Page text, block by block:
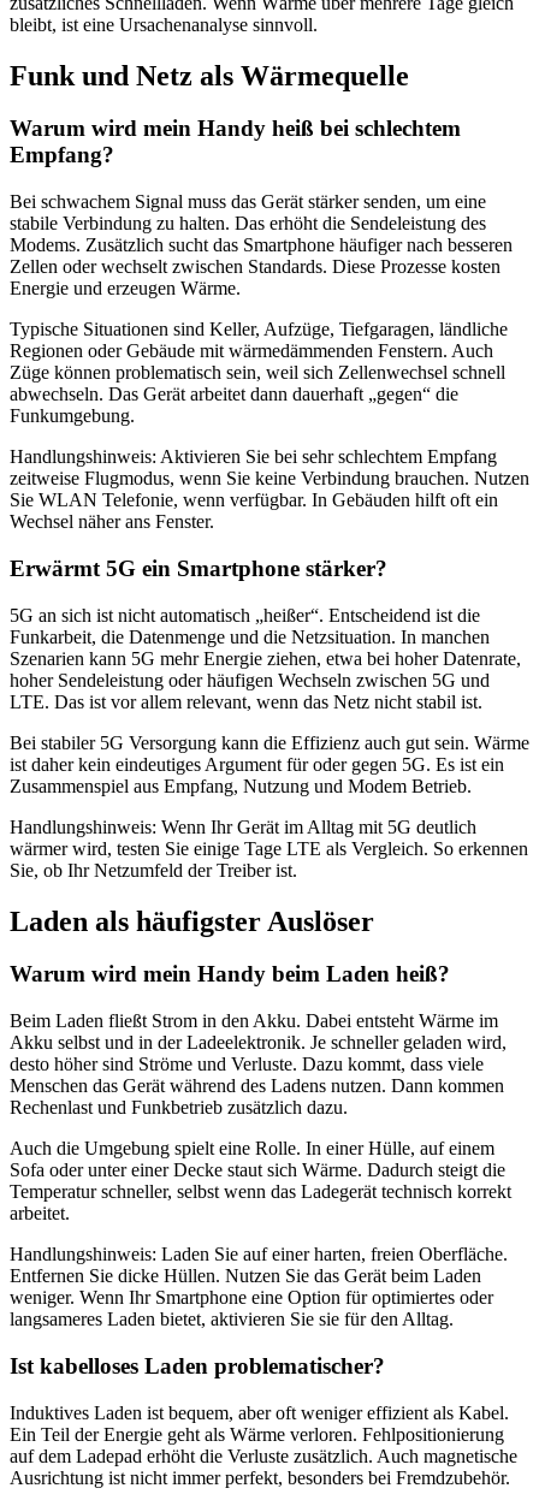
bleibt, ist eine Ursachenanalyse sinnvoll.
Funk und Netz als Wärmequelle
Warum wird mein Handy heiß bei schlechtem
Empfang?
Bei schwachem Signal muss das Gerät stärker senden, um eine
stabile Verbindung zu halten. Das erhöht die Sendeleistung des
Modems. Zusätzlich sucht das Smartphone häufiger nach besseren
Zellen oder wechselt zwischen Standards. Diese Prozesse kosten
Energie und erzeugen Wärme.
Typische Situationen sind Keller, Aufzüge, Tiefgaragen, ländliche
Regionen oder Gebäude mit wärmedämmenden Fenstern. Auch
Züge können problematisch sein, weil sich Zellenwechsel schnell
abwechseln. Das Gerät arbeitet dann dauerhaft „gegen“ die
Funkumgebung.
Handlungshinweis: Aktivieren Sie bei sehr schlechtem Empfang
zeitweise Flugmodus, wenn Sie keine Verbindung brauchen. Nutzen
Sie WLAN Telefonie, wenn verfügbar. In Gebäuden hilft oft ein
Wechsel näher ans Fenster.
Erwärmt 5G ein Smartphone stärker?
5G an sich ist nicht automatisch „heißer“. Entscheidend ist die
Funkarbeit, die Datenmenge und die Netzsituation. In manchen
Szenarien kann 5G mehr Energie ziehen, etwa bei hoher Datenrate,
hoher Sendeleistung oder häufigen Wechseln zwischen 5G und
LTE. Das ist vor allem relevant, wenn das Netz nicht stabil ist.
Bei stabiler 5G Versorgung kann die Effizienz auch gut sein. Wärme
ist daher kein eindeutiges Argument für oder gegen 5G. Es ist ein
Zusammenspiel aus Empfang, Nutzung und Modem Betrieb.
Handlungshinweis: Wenn Ihr Gerät im Alltag mit 5G deutlich
wärmer wird, testen Sie einige Tage LTE als Vergleich. So erkennen
Sie, ob Ihr Netzumfeld der Treiber ist.
Laden als häufigster Auslöser
Warum wird mein Handy beim Laden heiß?
Beim Laden fließt Strom in den Akku. Dabei entsteht Wärme im
Akku selbst und in der Ladeelektronik. Je schneller geladen wird,
desto höher sind Ströme und Verluste. Dazu kommt, dass viele
Menschen das Gerät während des Ladens nutzen. Dann kommen
Rechenlast und Funkbetrieb zusätzlich dazu.
Auch die Umgebung spielt eine Rolle. In einer Hülle, auf einem
Sofa oder unter einer Decke staut sich Wärme. Dadurch steigt die
Temperatur schneller, selbst wenn das Ladegerät technisch korrekt
arbeitet.
Handlungshinweis: Laden Sie auf einer harten, freien Oberfläche.
Entfernen Sie dicke Hüllen. Nutzen Sie das Gerät beim Laden
weniger. Wenn Ihr Smartphone eine Option für optimiertes oder
langsameres Laden bietet, aktivieren Sie sie für den Alltag.
Ist kabelloses Laden problematischer?
Induktives Laden ist bequem, aber oft weniger effizient als Kabel.
Ein Teil der Energie geht als Wärme verloren. Fehlpositionierung
auf dem Ladepad erhöht die Verluste zusätzlich. Auch magnetische
Ausrichtung ist nicht immer perfekt, besonders bei Fremdzubehör.